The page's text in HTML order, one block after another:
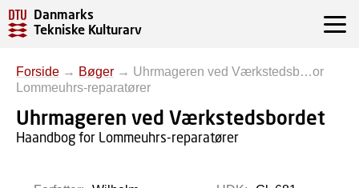
Danmarks
Tekniske Kulturarv
Forside → Bøger → Uhrmageren ved Værkstedsb…or
Lommeuhrs-reparatører
Uhrmageren ved Værkstedsbordet
Haandbog for Lommeuhrs-reparatører